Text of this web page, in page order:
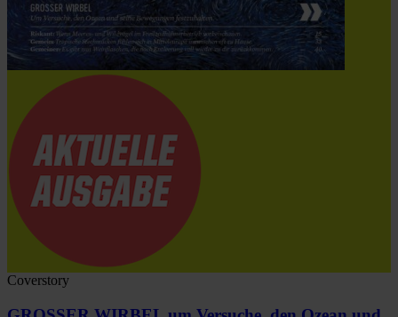
Coverstory